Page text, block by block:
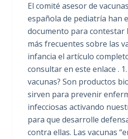
El comité asesor de
española de pediatría han
documento para contestar
más frecuentes sobre las
infancia el artículo
consultar en este enlace .
vacunas? Son productos
sirven para prevenir
infecciosas activando
para que desarrolle
contra ellas. Las vacunas